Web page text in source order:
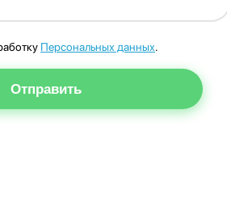
Персональных данных.
Отправить